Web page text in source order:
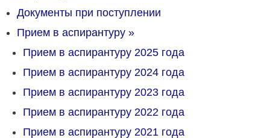
Документы при поступлении
Прием в аспирантуру »
Прием в аспирантуру 2025 года
Прием в аспирантуру 2024 года
Прием в аспирантуру 2023 года
Прием в аспирантуру 2022 года
Прием в аспирантуру 2021 года